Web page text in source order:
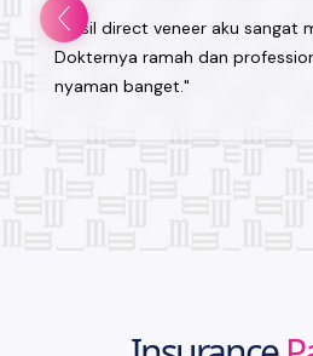
"Hasil direct veneer aku sangat
Dokternya ramah dan
nyaman banget."